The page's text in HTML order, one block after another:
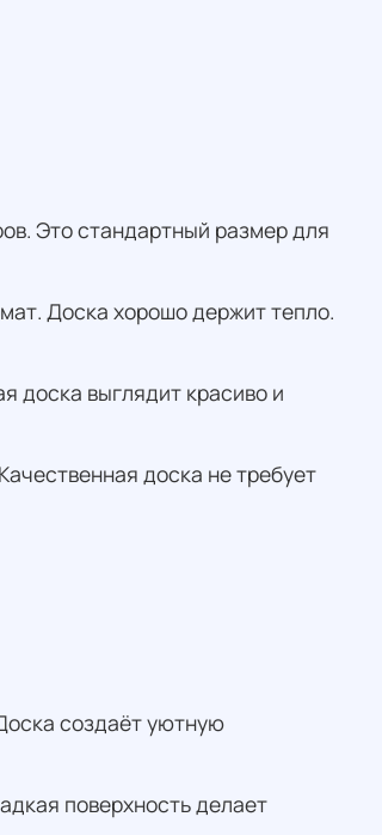
Это стандартный размер для
Доска хорошо держит тепло.
доска выглядит красиво и
доска не требует
создаёт уютную
поверхность делает